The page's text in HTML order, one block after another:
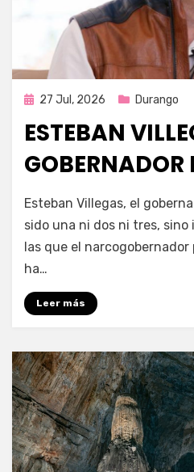
Publicada
27 Jul, 2026 Durango
ESTEBAN
por Fernando Miranda Servín
Esteban Villegas, el
sido una ni dos ni tres,
las que el
ha…
Leer más